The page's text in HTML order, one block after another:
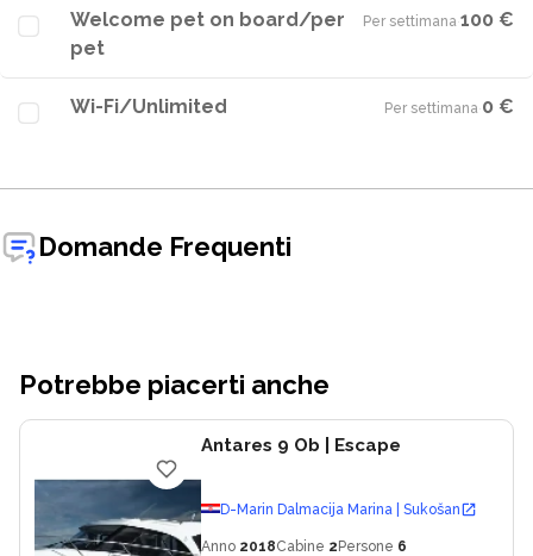
Welcome pet on board/per
pet
Per settimana·100 €
Wi-Fi/Unlimited Per settimana·0 €
Domande Frequenti
Potrebbe piacerti anche
Antares 9 Ob | Escape
D-Marin Dalmacija Marina | Sukošan
Anno 2018Cabine 2 Persone 6